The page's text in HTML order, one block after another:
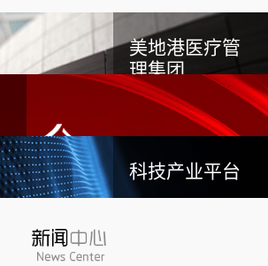
美地港医疗管
理集团
科技产业平台